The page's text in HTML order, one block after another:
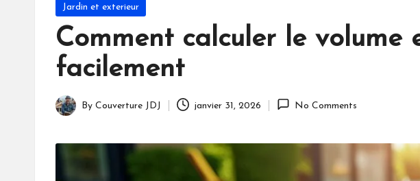
Posted
Jardin et exterieur
Comment calculer le volume
facilement
Posted
By Couverture JDJ janvier 31, 2026 No Comments